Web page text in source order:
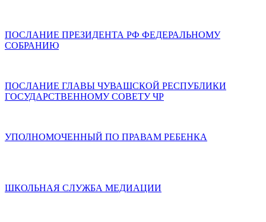
ПОСЛАНИЕ ПРЕЗИДЕНТА РФ ФЕДЕРАЛЬНОМУ
СОБРАНИЮ
ПОСЛАНИЕ ГЛАВЫ ЧУВАШСКОЙ РЕСПУБЛИКИ
ГОСУДАРСТВЕННОМУ СОВЕТУ ЧР
УПОЛНОМОЧЕННЫЙ ПО ПРАВАМ РЕБЕНКА
ШКОЛЬНАЯ СЛУЖБА МЕДИАЦИИ